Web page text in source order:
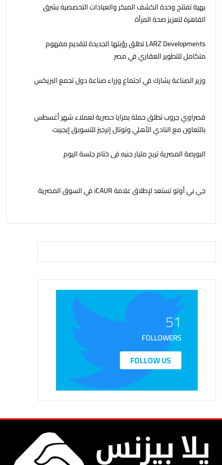
بهية تفتتح وحدة الكشف المبكر والعيادات التخصصية بشرق
القاهرة لتعزيز صحة المرأة
LARZ Developments تطلق رؤيتها الجديدة لتقديم مفهوم
متكامل للتطوير العقاري في مصر
وزير الصناعة يشارك في اجتماع وزراء صناعة دول تجمع البريكس
قصراوي جروب تطلق حملة بمزايا حصرية لعملاء شهر أغسطس
بالتعاون مع النادي الأهلي وتوتال إنرجيز للتسويق إيجيبت
البورصة المصرية تربح مليار جنيه فى ختام جلسة اليوم
جي بي أوتو تستعد لإطلاق علامة iCAUR في السوق المصرية
51
FOLLOWERS
FOLLOW US